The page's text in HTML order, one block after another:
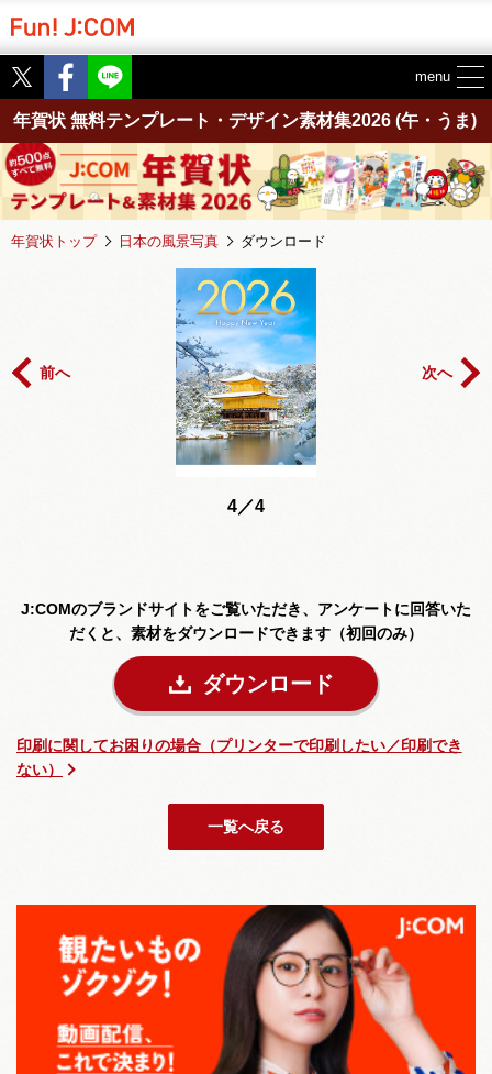
Twitter Facebook
menu
年賀状 無料テンプレート・デザイン素材集2026 (午・うま)
年賀状トップ 日本の風景写真 ダウンロード
4／4
J:COMのブランドサイトをご覧いただき、 アンケートに回答いた
だくと、素材をダウンロードできます（初回のみ）
ダウンロード
印刷に関してお困りの場合（プリンターで印刷したい／印刷でき
ない）
一覧へ戻る